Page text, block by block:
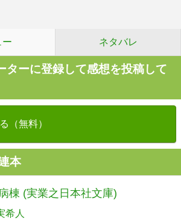
ー ネタバレ
ターに登録して感想を投稿して
（無料）
本
棟 (実業之日本社文庫)
希人